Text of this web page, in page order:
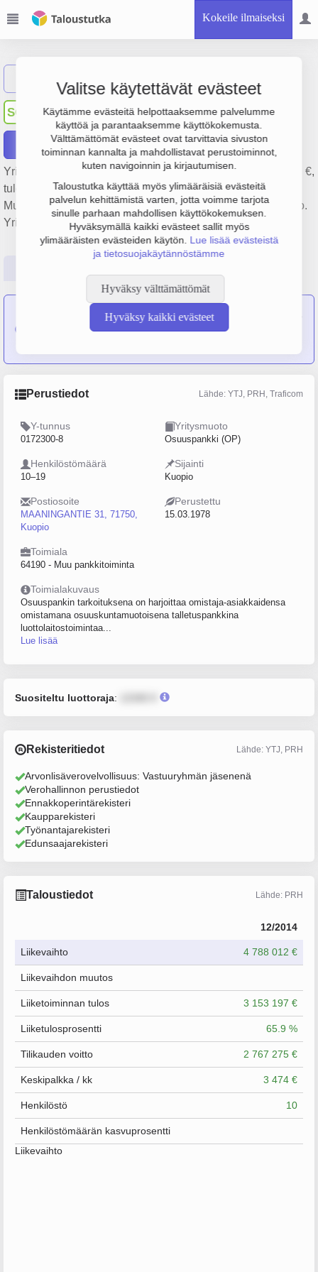
Kokeile ilmaiseksi
Valitse käytettävät evästeet
Käytämme evästeitä helpottaaksemme palvelumme
käyttöä ja parantaaksemme käyttökokemusta.
Välttämättömät evästeet ovat tarvittavia sivuston
toiminnan kannalta ja mahdollistavat perustoiminnot,
kuten navigoinnin ja kirjautumisen.
Taloustutka käyttää myös ylimääräisiä evästeitä
palvelun kehittämistä varten, jotta voimme tarjota
sinulle parhaan mahdollisen käyttökokemuksen.
Hyväksymällä kaikki evästeet sallit myös
ylimääräisten evästeiden käytön. Lue lisää evästeistä
ja tietosuojakäytännöstämme
Hyväksy välttämättömät
Hyväksy kaikki evästeet
SO Sydän-Savon Osuuspankki
Raportit
Yrityksen Sydän-Savon Osuuspankki liikevaihto on 4.8 milj. €,
tulos 3.2 milj. € ja henkilöstömäärä 10. Sen päätoimiala on
Muu pankkitoiminta, perustamisvuosi 1978 ja sijainti Kuopio.
Yrityksen yhtiömuoto Osuuspankki (OP).
Seuraavat yritykset ovat sulautuneet yritykseen Sydän-Savon
Osuuspankki:Riistaveden Osuuspankki,Rautalammin
Perustiedot Lähde: YTJ, PRH, Traficom
Y-tunnus
0172300-8
Yritysmuoto
Osuuspankki (OP)
Henkilöstömäärä
10–19
Sijainti
Kuopio
Postiosoite
MAANINGANTIE 31, 71750,
Kuopio
Perustettu
15.03.1978
Toimiala
64190 - Muu pankkitoiminta
Toimialakuvaus
Osuuspankin tarkoituksena on harjoittaa omistaja-asiakkaidensa
omistamana osuuskuntamuotoisena talletuspankkina
luottolaitostoimintaa...
Lue lisää
Suositeltu luottoraja:
Rekisteritiedot Lähde: YTJ, PRH
Arvonlisäverovelvollisuus: Vastuuryhmän jäsenenä
Verohallinnon perustiedot
Ennakkoperintärekisteri
Kaupparekisteri
Työnantajarekisteri
Edunsaajarekisteri
Taloustiedot Lähde: PRH
12/2014
Liikevaihto 4 788 012 €
Liikevaihdon muutos
Liiketoiminnan tulos 3 153 197 €
Liiketulosprosentti 65.9 %
Tilikauden voitto 2 767 275 €
Keskipalkka / kk 3 474 €
Henkilöstö 10
Henkilöstömäärän kasvuprosentti
Liikevaihto